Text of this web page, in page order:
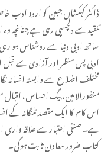
ڈاکٹر کہکشاں جبین کو اردو ادب
تنقید سے دلچسپی رہی ہے چنانچہ
ساتھ ادبی دنیا سے روشناس ہو
ادبی پس منظر اور آزادی سے قبل
مختلف اضلاع سے وابستہ افسانہ
منظورالامین، بیگ احساس، اقبال
اس کام کا ایک مقصد تلنگانہ کے
ہے۔ صنفی اعتبار سے علاقہ واری
کتاب ضرور معاون ثابت ہوگی۔